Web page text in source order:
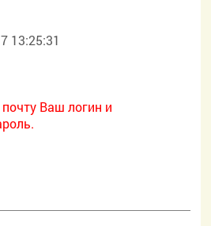
13:25:31
Ваш логин и